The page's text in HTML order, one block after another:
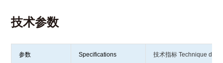
技术参数
参数 Specifications 技术指标 Technique data